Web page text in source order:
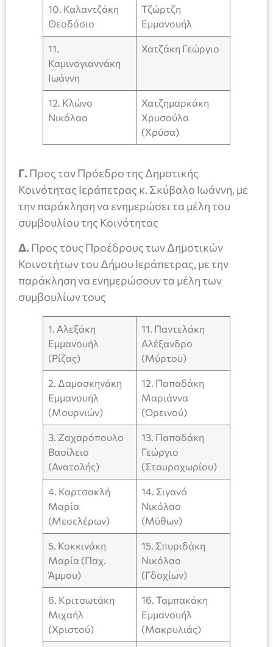
10. Καλαντζάκη
Θεοδόσιο
Τζώρτζη
Εμμανουήλ
11.
Καμινογιαννάκη
Ιωάννη
Χατζάκη Γεώργιο
12. Κλώνο
Νικόλαο
Χατζημαρκάκη
Χρυσούλα
(Χρύσα)
Γ. Προς τον Πρόεδρο της Δημοτικής
Κοινότητας Ιεράπετρας κ. Σκύβαλο Ιωάννη, με
την παράκληση να ενημερώσει τα μέλη του
συμβουλίου της Κοινότητας
Δ. Προς τους Προέδρους των Δημοτικών
Κοινοτήτων του Δήμου Ιεράπετρας, με την
παράκληση να ενημερώσουν τα μέλη των
συμβουλίων τους
1. Αλεξάκη
Εμμανουήλ
(Ρίζας)
11. Παντελάκη
Αλέξανδρο
(Μύρτου)
2. Δαμασκηνάκη
Εμμανουήλ
(Μουρνιών)
12. Παπαδάκη
Μαριάννα
(Ορεινού)
3. Ζαχαρόπουλο
Βασίλειο
(Ανατολής)
13. Παπαδάκη
Γεώργιο
(Σταυροχωρίου)
4. Καρτσακλή
Μαρία
(Μεσελέρων)
14. Σιγανό
Νικόλαο
(Μύθων)
5. Κοκκινάκη
Μαρία (Παχ.
Άμμου)
15. Σπυριδάκη
Νικόλαο
(Γδοχίων)
6. Κριτσωτάκη
Μιχαήλ
(Χριστού)
16. Ταμπακάκη
Εμμανουήλ
(Μακρυλιάς)